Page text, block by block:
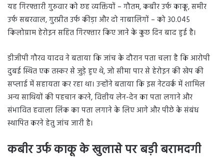
यह गिरफ्तारी गुरुवार को छह व्यक्तियों – गौतम, कबीर उर्फ काकू, समीर
उर्फ सबरवाल, गुरप्रीत उर्फ कीड़ा और दो नाबालिगों – को 30.045
किलोग्राम हेरोइन सहित गिरफ्तार किए जाने के कुछ दिन बाद हुई है।
डीजीपी गौरव यादव ने बताया कि जांच के दौरान पता चला है कि आरोपी
दुबई स्थित एक तस्कर से जुड़े हुए थे, जो सीमा पार से हेरोइन की खेप की
सप्लाई में सहायता कर रहा था। उन्होंने बताया कि इस नेटवर्क में शामिल
अन्य साथियों की पहचान करने, वित्तीय लेन-देन का पता लगाने और
संभावित हवाला लिंक का पता लगाने के लिए आगे और पीछे के संबंध
स्थापित करने हेतु जांच जारी है।
कबीर उर्फ काकू के खुलासे पर बड़ी बरामदगी